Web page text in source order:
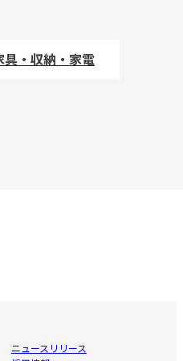
具・収納・家電
ニュースリリース